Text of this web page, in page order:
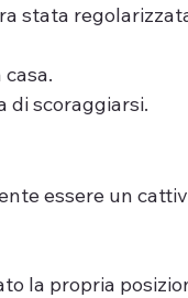
stata
di scoraggiarsi.
essere un
la propria